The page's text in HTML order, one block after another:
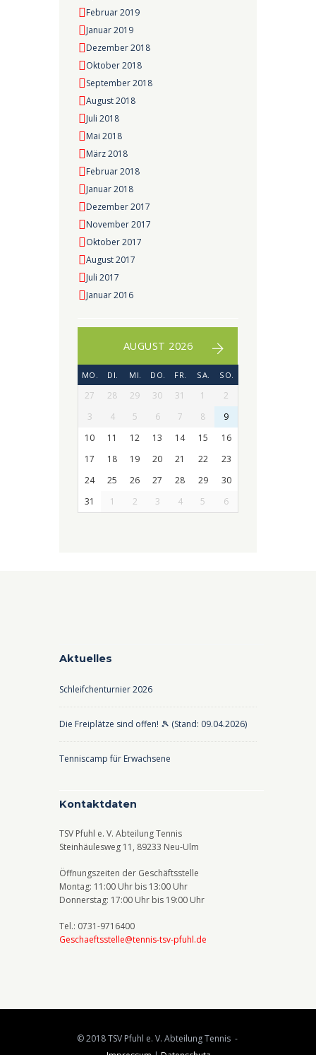
Februar 2019
Januar 2019
Dezember 2018
Oktober 2018
September 2018
August 2018
Juli 2018
Mai 2018
März 2018
Februar 2018
Januar 2018
Dezember 2017
November 2017
Oktober 2017
August 2017
Juli 2017
Januar 2016
AUGUST 2026
MO. DI. MI. DO. FR. SA. SO.
27 28 29 30 31 1
2
3
4 5 6 7 8
9
10
11 12 13 14 15
16
17
18 19 20 21 22
23
24
25 26 27 28 29
30
31
1 2 3 4 5 6
Aktuelles
Schleifchenturnier 2026
Die Freiplätze sind offen! 🎾 (Stand: 09.04.2026)
Tenniscamp für Erwachsene
Kontaktdaten
TSV Pfuhl e. V. Abteilung Tennis
Steinhäulesweg 11, 89233 Neu-Ulm
Öffnungszeiten der Geschäftsstelle
Montag: 11:00 Uhr bis 13:00 Uhr
Donnerstag: 17:00 Uhr bis 19:00 Uhr
Tel.: 0731-9716400
Geschaeftsstelle@tennis-tsv-pfuhl.de
© 2018 TSV Pfuhl e. V. Abteilung Tennis -